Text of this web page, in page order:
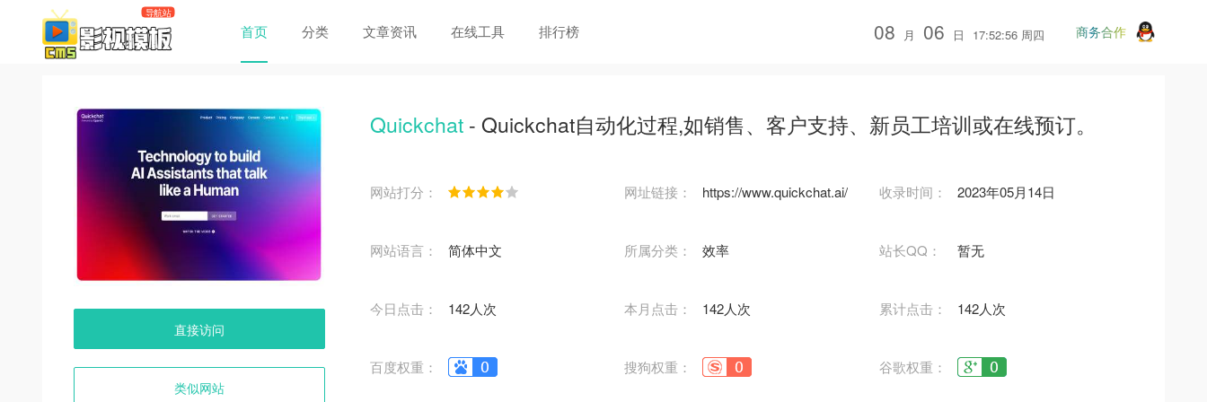
首页 分类 文章资讯 在线工具 排行榜 08 月 06 日 17:52:56 周四 商务合作
直接访问
类似网站
Quickchat - Quickchat自动化过程,如销售、客户支持、新员工培训或在线预订。
网站打分： 网址链接： https://www.quickchat.ai/ 收录时间： 2023年05月14日
网站语言： 简体中文 所属分类： 效率 站长QQ： 暂无
今日点击： 142人次 本月点击： 142人次 累计点击： 142人次
百度权重： 搜狗权重： 谷歌权重：